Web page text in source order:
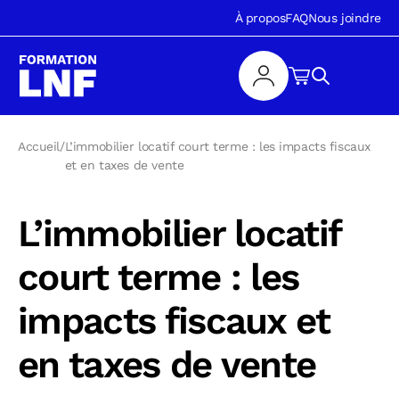
À proposFAQNous joindre
Accueil/L’immobilier locatif court terme : les impacts fiscaux
et en taxes de vente
L’immobilier locatif
court terme : les
impacts fiscaux et
en taxes de vente